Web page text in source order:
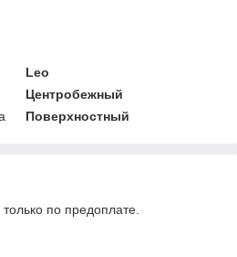
Leo
Центробежный
Поверхностный
по предоплате.